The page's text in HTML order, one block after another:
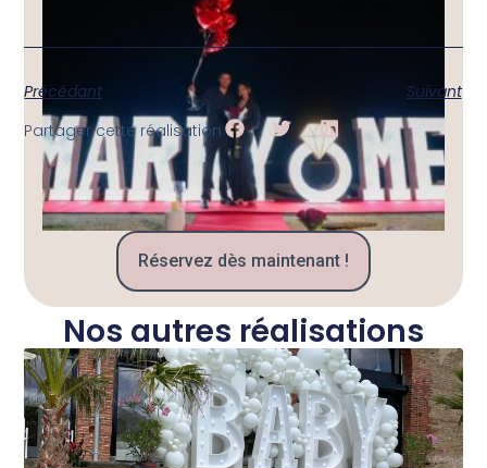
Réservez dès maintenant !
Précédant
Suivant
Partager cette réalisation
Nos autres réalisations